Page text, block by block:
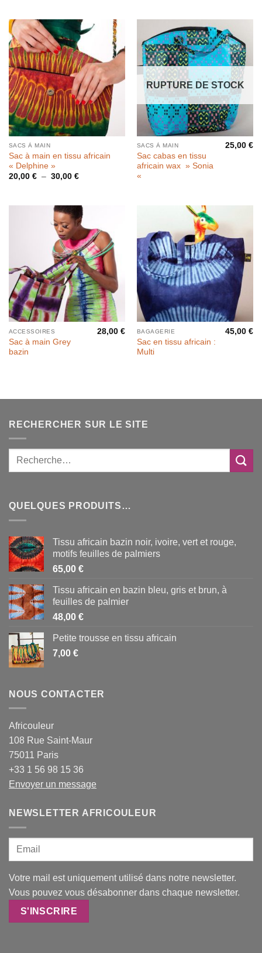
SACS À MAIN
Sac à main en tissu africain
« Delphine »
20,00 € – 30,00 €Plage
à
30,00 €
RUPTURE DE STOCK
SACS À MAIN
Sac cabas en tissu
africain wax » Sonia
«
25,00€
ACCESSOIRES
Sac à main Grey
bazin
28,00€ BAGAGERIE
Sac en tissu africain :
Multi
45,00€
RECHERCHER SUR LE SITE
QUELQUES PRODUITS…
Tissu africain bazin noir, ivoire, vert et rouge,
motifs feuilles de palmiers
65,00 €
Tissu africain en bazin bleu, gris et brun, à
feuilles de palmier
48,00 €
Petite trousse en tissu africain
7,00 €
NOUS CONTACTER
Africouleur
108 Rue Saint-Maur
75011 Paris
+33 1 56 98 15 36
Envoyer un message
NEWSLETTER AFRICOULEUR
Votre mail est uniquement utilisé dans notre newsletter.
Vous pouvez vous désabonner dans chaque newsletter.